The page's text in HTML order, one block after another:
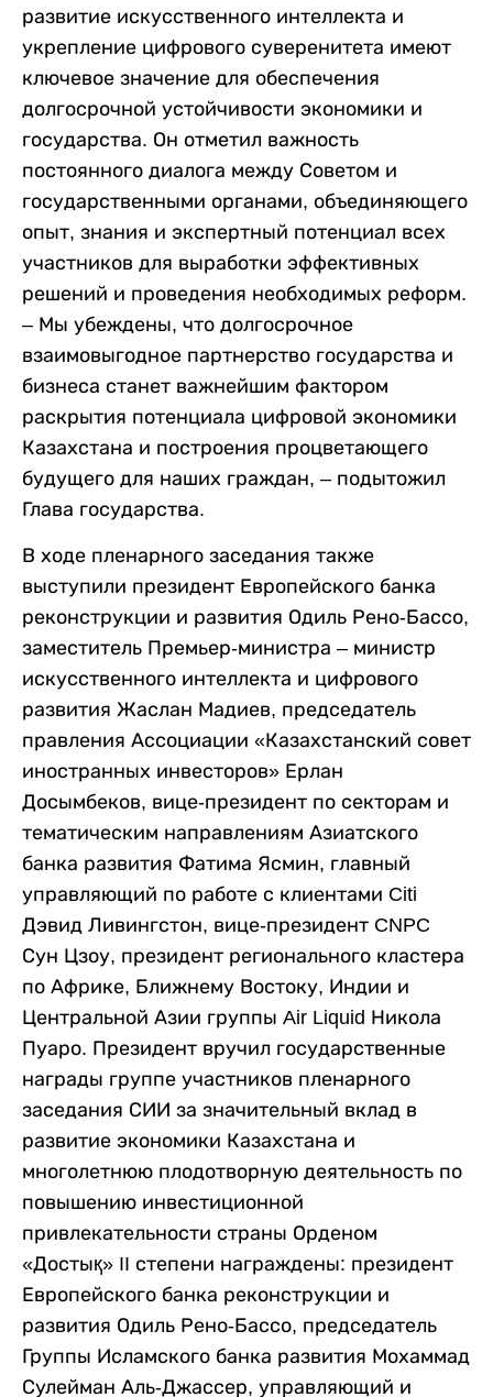
развитие искусственного интеллекта и
укрепление цифрового суверенитета имеют
ключевое значение для обеспечения
долгосрочной устойчивости экономики и
государства. Он отметил важность
постоянного диалога между Советом и
государственными органами, объединяющего
опыт, знания и экспертный потенциал всех
участников для выработки эффективных
решений и проведения необходимых реформ.
– Мы убеждены, что долгосрочное
взаимовыгодное партнерство государства и
бизнеса станет важнейшим фактором
раскрытия потенциала цифровой экономики
Казахстана и построения процветающего
будущего для наших граждан, – подытожил
Глава государства.
В ходе пленарного заседания также
выступили президент Европейского банка
реконструкции и развития Одиль Рено-Бассо,
заместитель Премьер-министра – министр
искусственного интеллекта и цифрового
развития Жаслан Мадиев, председатель
правления Ассоциации «Казахстанский совет
иностранных инвесторов» Ерлан
Досымбеков, вице-президент по секторам и
тематическим направлениям Азиатского
банка развития Фатима Ясмин, главный
управляющий по работе с клиентами Citi
Дэвид Ливингстон, вице-президент CNPC
Сун Цзоу, президент регионального кластера
по Африке, Ближнему Востоку, Индии и
Центральной Азии группы Air Liquid Никола
Пуаро. Президент вручил государственные
награды группе участников пленарного
заседания СИИ за значительный вклад в
развитие экономики Казахстана и
многолетнюю плодотворную деятельность по
повышению инвестиционной
привлекательности страны Орденом
«Достық» II степени награждены: президент
Европейского банка реконструкции и
развития Одиль Рено-Бассо, председатель
Группы Исламского банка развития Мохаммад
Сулейман Аль-Джассер, управляющий и